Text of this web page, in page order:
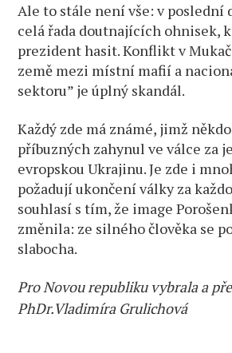
Ale to stále není vše: v poslední
celá řada doutnajících ohnisek,
prezident hasit. Konflikt v
země mezi místní mafií a
sektoru” je úplný skandál.
Každý zde má známé, jimž
příbuzných zahynul ve válce za
evropskou Ukrajinu. Je zde i
požadují ukončení války za
souhlasí s tím, že image
změnila: ze silného člověka se
slabocha.
Pro Novou republiku vybrala a
PhDr.Vladimíra Grulichová